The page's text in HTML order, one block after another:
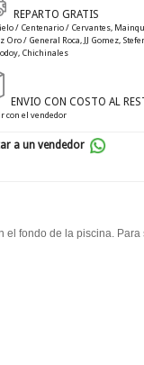
REPARTO GRATIS
/ Centenario / Cervantes,
Oro / General Roca, JJ Gomez,
Chichinales
ENVIO CON COSTO AL
con el vendedor
a un vendedor
fondo de la piscina. Para